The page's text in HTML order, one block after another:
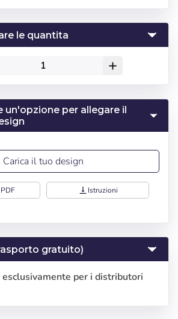
le quantita
add
un'opzione per allegare il
Carica il tuo design
vertical_align_bottom Istruzioni
gratuito)
esclusivamente per i distributori